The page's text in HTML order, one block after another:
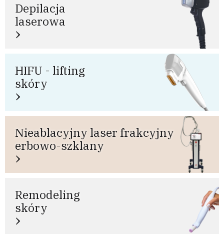
Depilacja
laserowa
HIFU - lifting
skóry
Nieablacyjny laser frakcyjny
erbowo-szklany
Remodeling
skóry